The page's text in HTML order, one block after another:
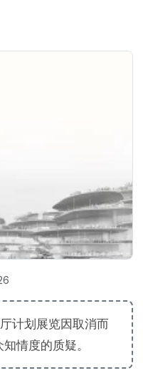
计划展览因取消而
情度的质疑。